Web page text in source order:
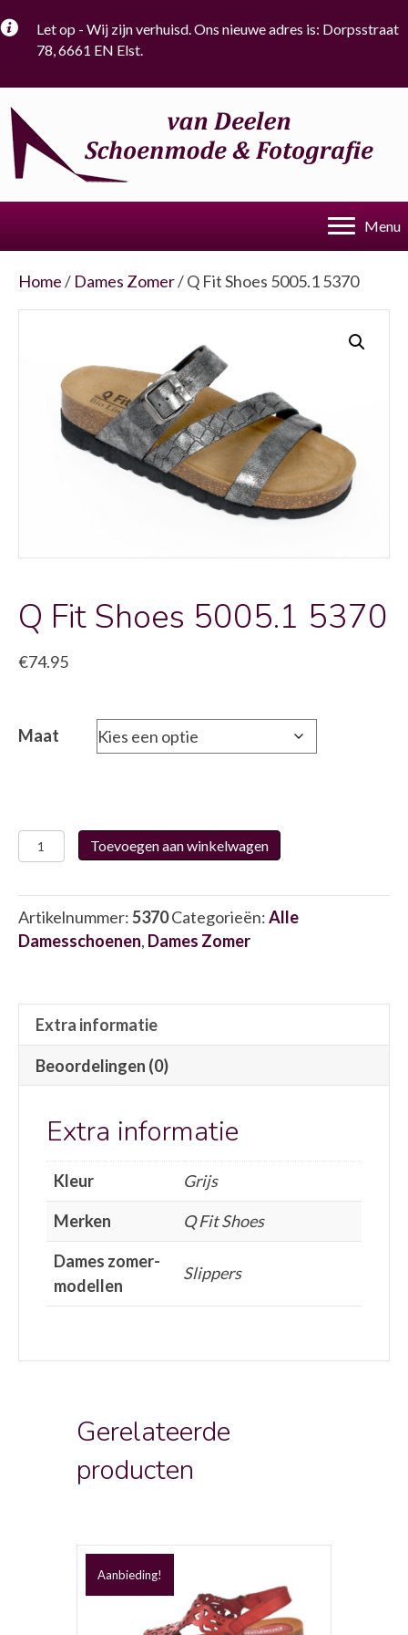
Let op - Wij zijn verhuisd. Ons nieuwe adres is: Dorpsstraat
78, 6661 EN Elst.
Menu
Home/ Dames Zomer/ Q Fit Shoes 5005.1 5370
Q Fit Shoes 5005.1 5370
€74.95
Maat
Fit
5005.1
5370
Toevoegen aan winkelwagen
Artikelnummer:5370Categorieën:Alle
Damesschoenen, Dames Zomer
Extra informatie
Beoordelingen (0)
Extra informatie
Kleur
Grijs
Merken
Q Fit Shoes
Dames zomer-
modellen
Slippers
Gerelateerde
producten
Aanbieding!